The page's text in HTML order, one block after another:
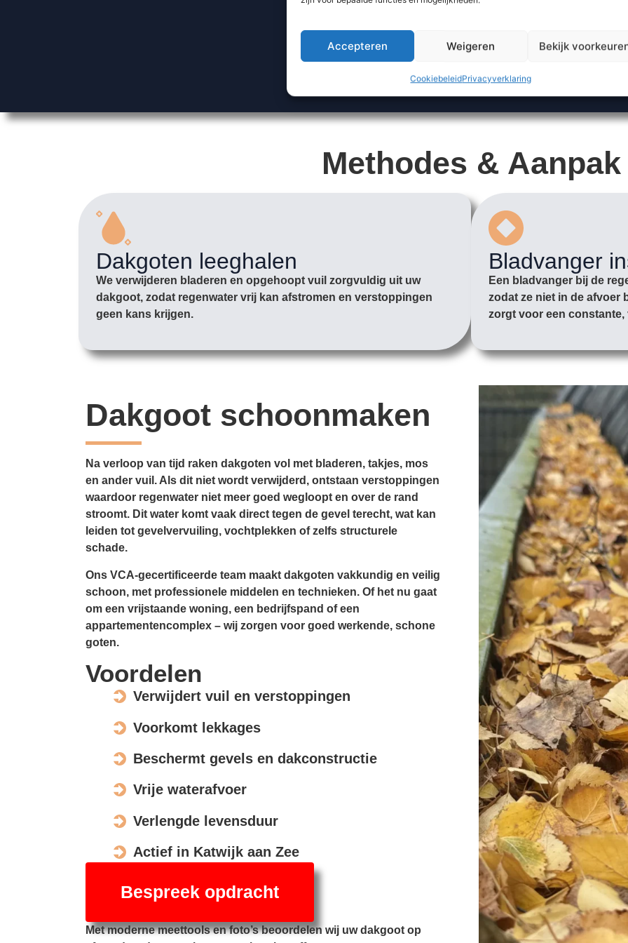
Accepteren Weigeren Bekijk
CookiebeleidPrivacyverklaring
Methodes & Aanpak
Dakgoten leeghalen
We verwijderen bladeren en opgehoopt vuil zorgvuldig uit uw
dakgoot, zodat regenwater vrij kan afstromen en verstoppingen
geen kans krijgen.
Bladvanger
Een bladvanger bij de
zodat ze niet in de afvoer
zorgt voor een constante,
Dakgoot schoonmaken
Na verloop van tijd raken dakgoten vol met bladeren, takjes, mos
en ander vuil. Als dit niet wordt verwijderd, ontstaan verstoppingen
waardoor regenwater niet meer goed wegloopt en over de rand
stroomt. Dit water komt vaak direct tegen de gevel terecht, wat kan
leiden tot gevelvervuiling, vochtplekken of zelfs structurele
schade.
Ons VCA-gecertificeerde team maakt dakgoten vakkundig en veilig
schoon, met professionele middelen en technieken. Of het nu gaat
om een vrijstaande woning, een bedrijfspand of een
appartementencomplex – wij zorgen voor goed werkende, schone
goten.
Voordelen
Verwijdert vuil en verstoppingen
Voorkomt lekkages
Beschermt gevels en dakconstructie
Vrije waterafvoer
Verlengde levensduur
Actief in Katwijk aan Zee
Bespreek opdracht
Met moderne meettools en foto’s beoordelen wij uw dakgoot op